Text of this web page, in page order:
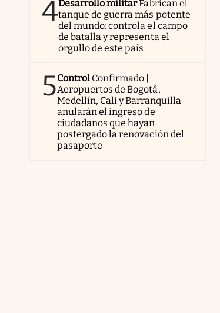
4Desarrollo militarFabrican el
tanque de guerra más potente
del mundo: controla el campo
de batalla y representa el
orgullo de este país
5Control Confirmado |
Aeropuertos de Bogotá,
Medellín, Cali y Barranquilla
anularán el ingreso de
ciudadanos que hayan
postergado la renovación del
pasaporte